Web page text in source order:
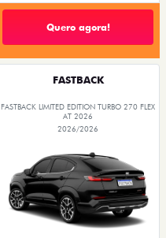
Quero agora!
FASTBACK
FASTBACK LIMITED EDITION TURBO 270 FLEX
AT 2026
2026/2026